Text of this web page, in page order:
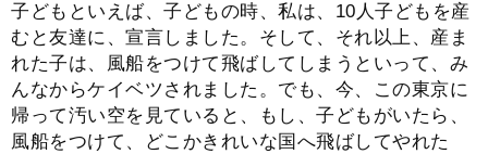
子どもといえば、子どもの時、私は、10人子どもを産
むと友達に、宣言しました。そして、それ以上、産ま
れた子は、風船をつけて飛ばしてしまうといって、み
んなからケイベツされました。でも、今、この東京に
帰って汚い空を見ていると、もし、子どもがいたら、
風船をつけて、どこかきれいな国へ飛ばしてやれた